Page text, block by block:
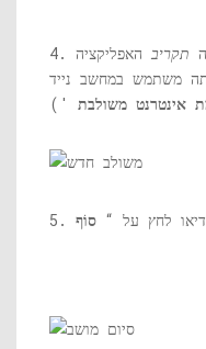
תקריב האפליקציה
משתמש במחשב נייד
אינטרנט משולבת
לחץ על “ סוֹף